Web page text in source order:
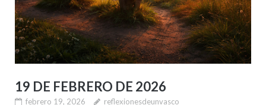
19 DE FEBRERO DE 2026
febrero 19, 2026 reflexionesdeunvasco